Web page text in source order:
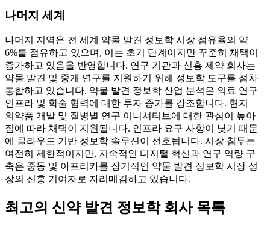
나머지 세계
나머지 지역은 전 세계 약물 발견 정보학 시장 점유율의 약
6%를 점유하고 있으며, 이는 초기 단계이지만 꾸준히 채택이
증가하고 있음을 반영합니다. 연구 기관과 신흥 제약 회사는
약물 발견 및 중개 연구를 지원하기 위해 정보학 도구를 점차
통합하고 있습니다. 약물 발견 정보학 산업 분석은 의료 연구
인프라 및 학술 협력에 대한 투자 증가를 강조합니다. 현지
의약품 개발 및 질병별 연구 이니셔티브에 대한 관심이 높아
짐에 따라 채택이 지원됩니다. 인프라 요구 사항이 낮기 때문
에 클라우드 기반 정보학 솔루션이 선호됩니다. 시장 침투는
여전히 제한적이지만, 지속적인 디지털 혁신과 연구 역량 구
축은 중동 및 아프리카를 장기적인 약물 발견 정보학 시장 성
장의 신흥 기여자로 자리매김하고 있습니다.
최고의 신약 발견 정보학 회사 목록